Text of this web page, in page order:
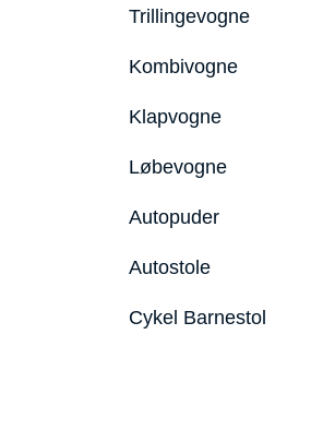
Trillingevogne
Kombivogne
Klapvogne
Løbevogne
Autopuder
Autostole
Cykel Barnestol